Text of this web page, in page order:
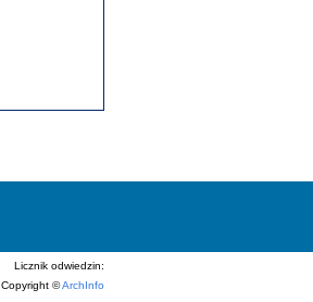
Licznik odwiedzin:
Copyright ©ArchInfo